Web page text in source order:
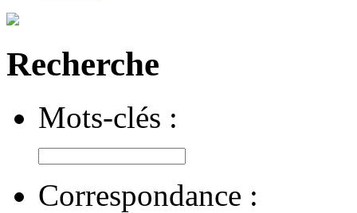
Recherche
Mots-clés :
Correspondance :